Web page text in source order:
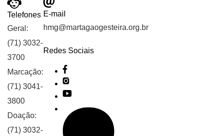
Telefones
Geral:
(71) 3032-
3700
Marcação:
(71) 3041-
3800
Doação:
(71) 3032-
E-mail
hmg@martagaogesteira.org.br
Redes Sociais